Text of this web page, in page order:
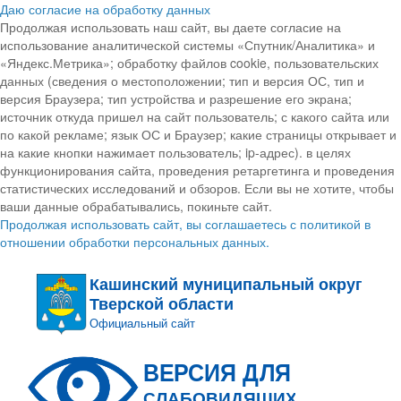
Даю согласие на обработку данных
Продолжая использовать наш сайт, вы даете согласие на
использование аналитической системы «Спутник/Аналитика» и
«Яндекс.Метрика»; обработку файлов cookie, пользовательских
данных (сведения о местоположении; тип и версия ОС, тип и
версия Браузера; тип устройства и разрешение его экрана;
источник откуда пришел на сайт пользователь; с какого сайта или
по какой рекламе; язык ОС и Браузер; какие страницы открывает и
на какие кнопки нажимает пользователь; ip-адрес). в целях
функционирования сайта, проведения ретаргетинга и проведения
статистических исследований и обзоров. Если вы не хотите, чтобы
ваши данные обрабатывались, покиньте сайт.
Продолжая использовать сайт, вы соглашаетесь с политикой в
отношении обработки персональных данных.